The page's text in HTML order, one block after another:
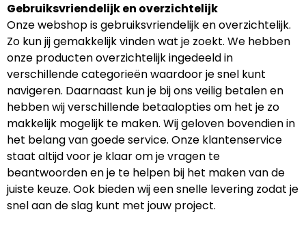
Gebruiksvriendelijk en overzichtelijk
Onze webshop is gebruiksvriendelijk en overzichtelijk.
Zo kun jij gemakkelijk vinden wat je zoekt. We hebben
onze producten overzichtelijk ingedeeld in
verschillende categorieën waardoor je snel kunt
navigeren. Daarnaast kun je bij ons veilig betalen en
hebben wij verschillende betaalopties om het je zo
makkelijk mogelijk te maken. Wij geloven bovendien in
het belang van goede service. Onze klantenservice
staat altijd voor je klaar om je vragen te
beantwoorden en je te helpen bij het maken van de
juiste keuze. Ook bieden wij een snelle levering zodat je
snel aan de slag kunt met jouw project.